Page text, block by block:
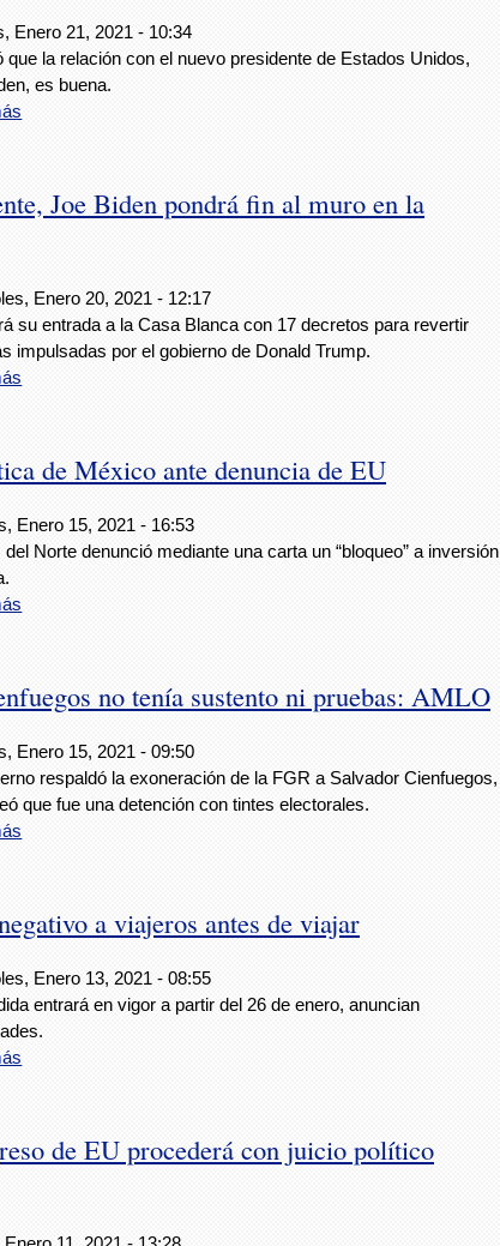
Enero 21, 2021 - 10:34
que la relación con el nuevo presidente de Estados Unidos,
es buena.
Joe Biden pondrá fin al muro en la
Enero 20, 2021 - 12:17
su entrada a la Casa Blanca con 17 decretos para revertir
impulsadas por el gobierno de Donald Trump.
de México ante denuncia de EU
Enero 15, 2021 - 16:53
del Norte denunció mediante una carta un “bloqueo” a inversión
no tenía sustento ni pruebas: AMLO
Enero 15, 2021 - 09:50
respaldó la exoneración de la FGR a Salvador Cienfuegos,
que fue una detención con tintes electorales.
a viajeros antes de viajar
Enero 13, 2021 - 08:55
entrará en vigor a partir del 26 de enero, anuncian
de EU procederá con juicio político